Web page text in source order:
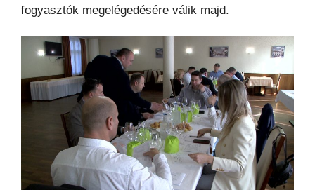
fogyasztók megelégedésére válik majd.